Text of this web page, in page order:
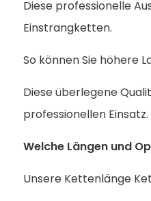
Diese professionelle
Einstrangketten.
So können Sie höhere
Diese überlegene
professionellen Einsatz.
Welche Längen und
Unsere Kettenlänge